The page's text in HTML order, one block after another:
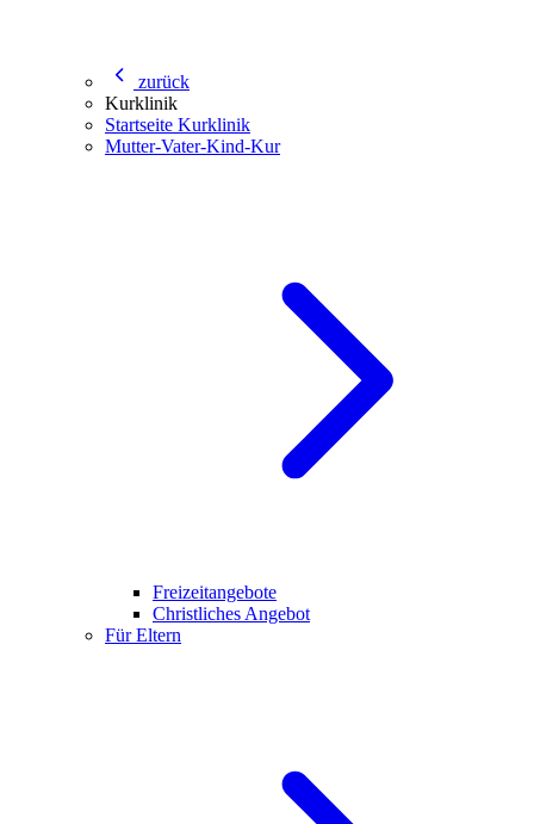
zurück
Kurklinik
Startseite Kurklinik
Mutter-Vater-Kind-Kur
Freizeitangebote
Christliches Angebot
Für Eltern